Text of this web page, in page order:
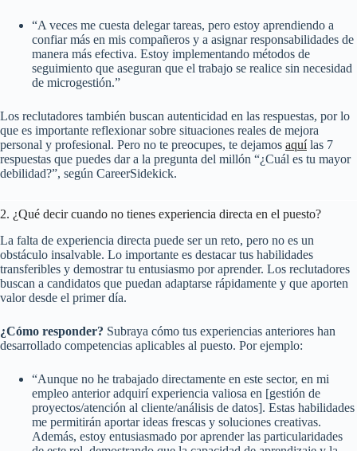
“A veces me cuesta delegar tareas, pero estoy aprendiendo a
confiar más en mis compañeros y a asignar responsabilidades de
manera más efectiva. Estoy implementando métodos de
seguimiento que aseguran que el trabajo se realice sin necesidad
de microgestión.”
Los reclutadores también buscan autenticidad en las respuestas, por lo
que es importante reflexionar sobre situaciones reales de mejora
personal y profesional. Pero no te preocupes, te dejamos aquílas 7
respuestas que puedes dar a la pregunta del millón “¿Cuál es tu mayor
debilidad?”, según CareerSidekick.
2. ¿Qué decir cuando no tienes experiencia directa en el puesto?
La falta de experiencia directa puede ser un reto, pero no es un
obstáculo insalvable. Lo importante es destacar tus habilidades
transferibles y demostrar tu entusiasmo por aprender. Los reclutadores
buscan a candidatos que puedan adaptarse rápidamente y que aporten
valor desde el primer día.
¿Cómo responder? Subraya cómo tus experiencias anteriores han
desarrollado competencias aplicables al puesto. Por ejemplo:
“Aunque no he trabajado directamente en este sector, en mi
empleo anterior adquirí experiencia valiosa en [gestión de
proyectos/atención al cliente/análisis de datos]. Estas habilidades
me permitirán aportar ideas frescas y soluciones creativas.
Además, estoy entusiasmado por aprender las particularidades